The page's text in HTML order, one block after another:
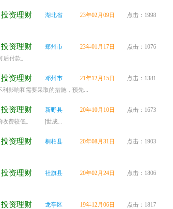
投资理财 湖北省 23年02月09日
点击：1998
投资理财 郑州市 23年01月17日
点击：1076
后付款。...
投资理财 邓州市 21年12月15日
点击：1381
影响和需要采取的措施，预先...
投资理财 新野县 20年10月10日
点击：1673
的收费较低。 [世成...
投资理财 桐柏县 20年08月31日
点击：1903
投资理财 社旗县 20年02月24日
点击：1806
投资理财 龙亭区 19年12月06日
点击：1817